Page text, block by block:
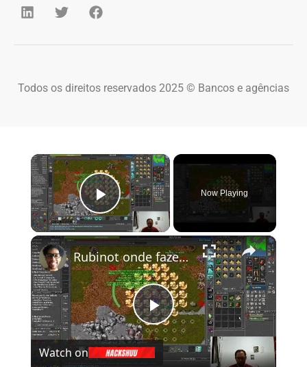
Todos os direitos reservados 2025 © Bancos e agências
×
Play Video
Now Playing
×
Play Video
Rubinot onde fazer a Task de Oramond
Watch on